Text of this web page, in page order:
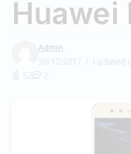
Huawei
Admin
30/12/2017
Updated
52
2